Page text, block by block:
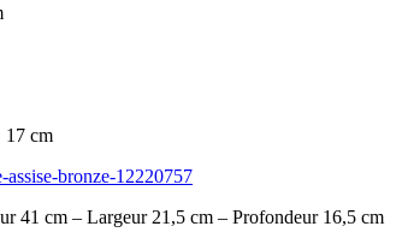
17 cm
bronze-12220757
41 cm – Largeur 21,5 cm – Profondeur 16,5 cm